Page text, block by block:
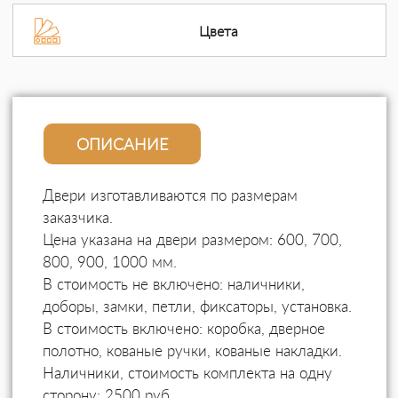
Цвета
ОПИСАНИЕ
Двери изготавливаются по размерам
заказчика.
Цена указана на двери размером: 600, 700,
800, 900, 1000 мм.
В стоимость не включено: наличники,
доборы, замки, петли, фиксаторы, установка.
В стоимость включено: коробка, дверное
полотно, кованые ручки, кованые накладки.
Наличники, стоимость комплекта на одну